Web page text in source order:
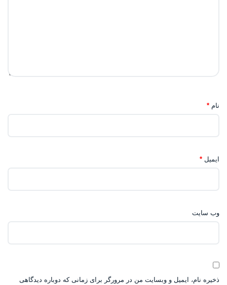
نام *
ایمیل *
وب‌ سایت
ذخیره نام، ایمیل و وبسایت من در مرورگر برای زمانی که دوباره دیدگاهی